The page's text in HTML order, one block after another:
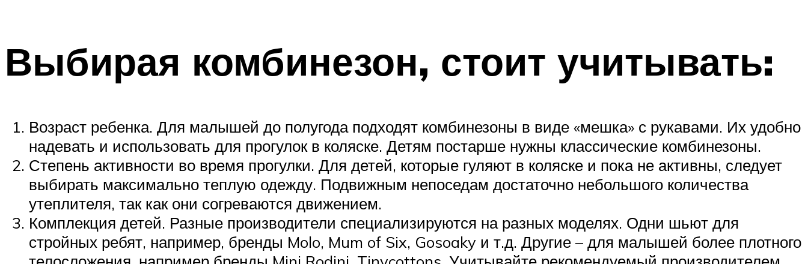
Выбирая комбинезон, стоит учитывать:
Возраст ребенка. Для малышей до полугода подходят комбинезоны в виде «мешка» с рукавами. Их удобно
надевать и использовать для прогулок в коляске. Детям постарше нужны классические комбинезоны.
Степень активности во время прогулки. Для детей, которые гуляют в коляске и пока не активны, следует
выбирать максимально теплую одежду. Подвижным непоседам достаточно небольшого количества
утеплителя, так как они согреваются движением.
Комплекция детей. Разные производители специализируются на разных моделях. Одни шьют для
стройных ребят, например, бренды Molo, Mum of Six, Gosoaky и т.д. Другие – для малышей более плотного